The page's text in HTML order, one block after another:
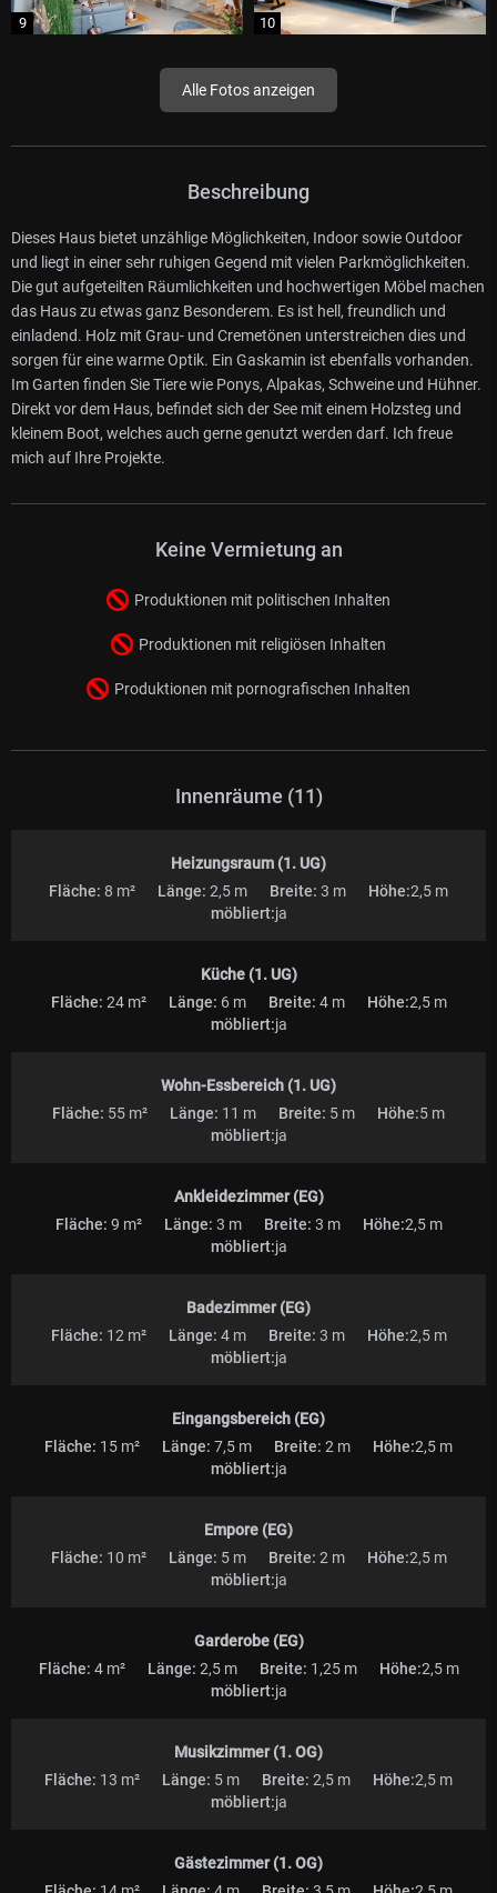
Alle Fotos anzeigen
Beschreibung
Dieses Haus bietet unzählige Möglichkeiten, Indoor sowie Outdoor
und liegt in einer sehr ruhigen Gegend mit vielen Parkmöglichkeiten.
Die gut aufgeteilten Räumlichkeiten und hochwertigen Möbel machen
das Haus zu etwas ganz Besonderem. Es ist hell, freundlich und
einladend. Holz mit Grau- und Cremetönen unterstreichen dies und
sorgen für eine warme Optik. Ein Gaskamin ist ebenfalls vorhanden.
Im Garten finden Sie Tiere wie Ponys, Alpakas, Schweine und Hühner.
Direkt vor dem Haus, befindet sich der See mit einem Holzsteg und
kleinem Boot, welches auch gerne genutzt werden darf. Ich freue
mich auf Ihre Projekte.
Keine Vermietung an
Produktionen mit politischen Inhalten
Produktionen mit religiösen Inhalten
Produktionen mit pornografischen Inhalten
Innenräume (11)
Heizungsraum (1. UG)
Fläche: 8 m² Länge: 2,5 m Breite: 3 m Höhe:2,5 m
möbliert:ja
Küche (1. UG)
Fläche: 24 m² Länge: 6 m Breite: 4 m Höhe:2,5 m
möbliert:ja
Wohn-Essbereich (1. UG)
Fläche: 55 m² Länge: 11 m Breite: 5 m Höhe:5 m
möbliert:ja
Ankleidezimmer (EG)
Fläche: 9 m² Länge: 3 m Breite: 3 m Höhe:2,5 m
möbliert:ja
Badezimmer (EG)
Fläche: 12 m² Länge: 4 m Breite: 3 m Höhe:2,5 m
möbliert:ja
Eingangsbereich (EG)
Fläche: 15 m² Länge: 7,5 m Breite: 2 m Höhe:2,5 m
möbliert:ja
Empore (EG)
Fläche: 10 m² Länge: 5 m Breite: 2 m Höhe:2,5 m
möbliert:ja
Garderobe (EG)
Fläche: 4 m² Länge: 2,5 m Breite: 1,25 m Höhe:2,5 m
möbliert:ja
Musikzimmer (1. OG)
Fläche: 13 m² Länge: 5 m Breite: 2,5 m Höhe:2,5 m
möbliert:ja
Gästezimmer (1. OG)